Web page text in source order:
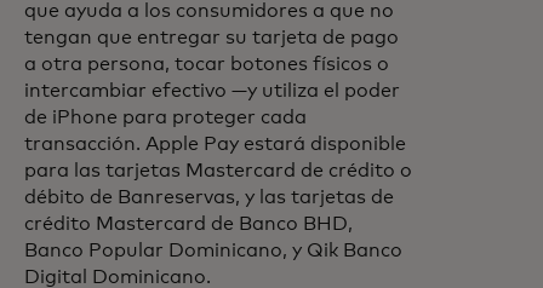
que ayuda a los consumidores a que no
tengan que entregar su tarjeta de pago
a otra persona, tocar botones físicos o
intercambiar efectivo —y utiliza el poder
de iPhone para proteger cada
transacción. Apple Pay estará disponible
para las tarjetas Mastercard de crédito o
débito de Banreservas, y las tarjetas de
crédito Mastercard de Banco BHD,
Banco Popular Dominicano, y Qik Banco
Digital Dominicano.